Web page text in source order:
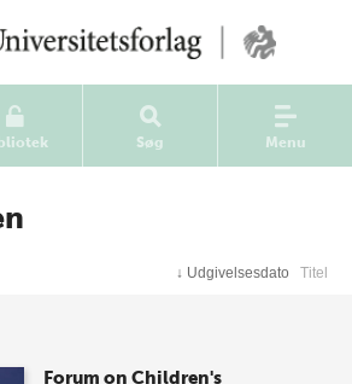
Søg Menu
↓ Udgivelsesdato Titel
Forum on Children's